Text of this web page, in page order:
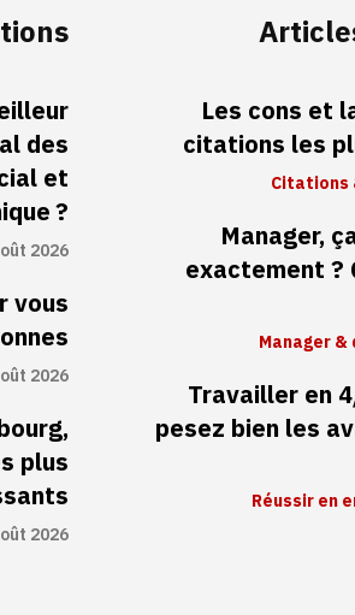
des
et
?
2026
vous
2026
plus
2026
Les cons et
citations les
Citations
Manager,
exactement ?
Manager
Travailler en
pesez bien les
Réussir en